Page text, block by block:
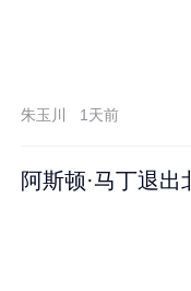
朱玉川 1天前
阿斯顿·马丁退